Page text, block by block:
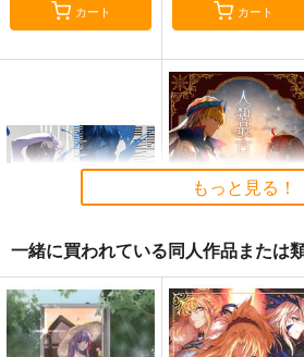
カート カート
BLUE nankaAkanjin
oOMNIBUS
ハイパーソニックソウ
人類最古と人類最
壱番地
もっと見る！
一緒に買われている同人作品または